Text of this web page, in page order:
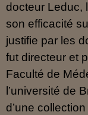
docteur Leduc,
son efficacité
justifie par les
fut directeur et
Faculté de
l’université de
d’une